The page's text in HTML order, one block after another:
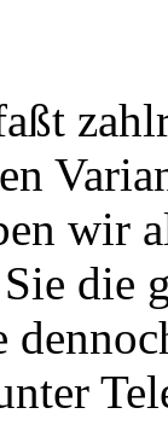
wir
die